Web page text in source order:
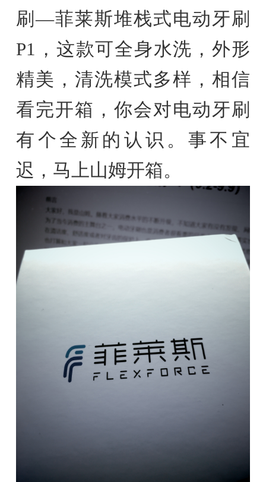
刷—菲莱斯堆栈式电动牙刷
P1，这款可全身水洗，外形
精美，清洗模式多样，相信
看完开箱，你会对电动牙刷
有个全新的认识。事不宜
迟，马上山姆开箱。